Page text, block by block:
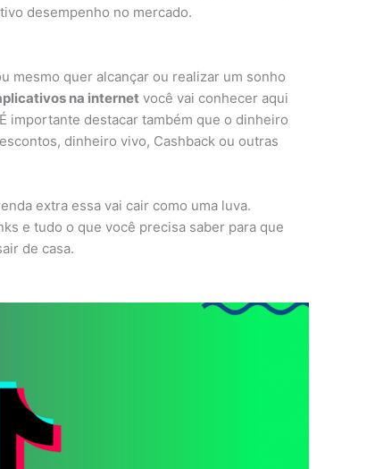
desempenho no mercado.
mesmo quer alcançar ou realizar um sonho
na internet você vai conhecer aqui
importante destacar também que o dinheiro
dinheiro vivo, Cashback ou outras
extra essa vai cair como uma luva.
e tudo o que você precisa saber para que
de casa.